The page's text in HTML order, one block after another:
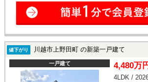
値下がり 川越市上野田町 の新築一戸建て
一戸建て 4,480万
4LDK /